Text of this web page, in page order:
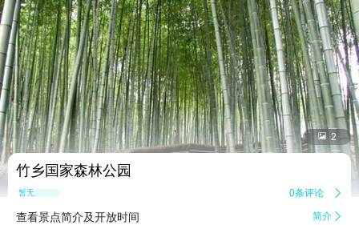
 2
竹乡国家森林公园
暂无点评 0条评论 
查看景点简介及开放时间 简介 
